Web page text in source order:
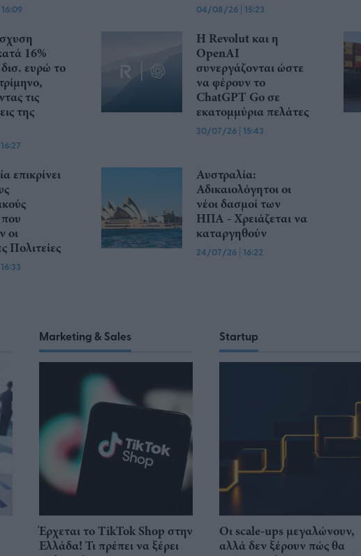
16:09 04/08/26 | 15:23
16%
ευρώ το
τις
της
16:27
Η Revolut και η
OpenAI
συνεργάζονται ώστε
να φέρουν το
ChatGPT Go σε
εκατομμύρια πελάτες
30/07/26 | 15:43
επικρίνει
οι
Πολιτείες
16:33
Αυστραλία:
Αδικαιολόγητοι οι
νέοι δασμοί των
ΗΠΑ - Χρειάζεται να
καταργηθούν
24/07/26 | 16:22
Marketing & Sales
Έρχεται το TikTok Shop στην
Ελλάδα! Τι πρέπει να ξέρει
Startup
Οι scale-ups μεγαλώνουν,
αλλά δεν ξέρουν πώς θα